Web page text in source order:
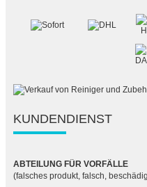
KUNDENDIENST
ABTEILUNG FÜR VORFÄLLE
(falsches produkt, falsch,